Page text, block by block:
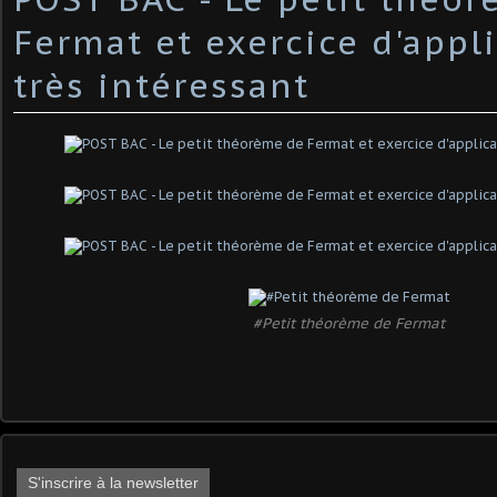
Fermat et exercice
très intéressant
#Petit théorème de Fermat
S'inscrire à la newsletter